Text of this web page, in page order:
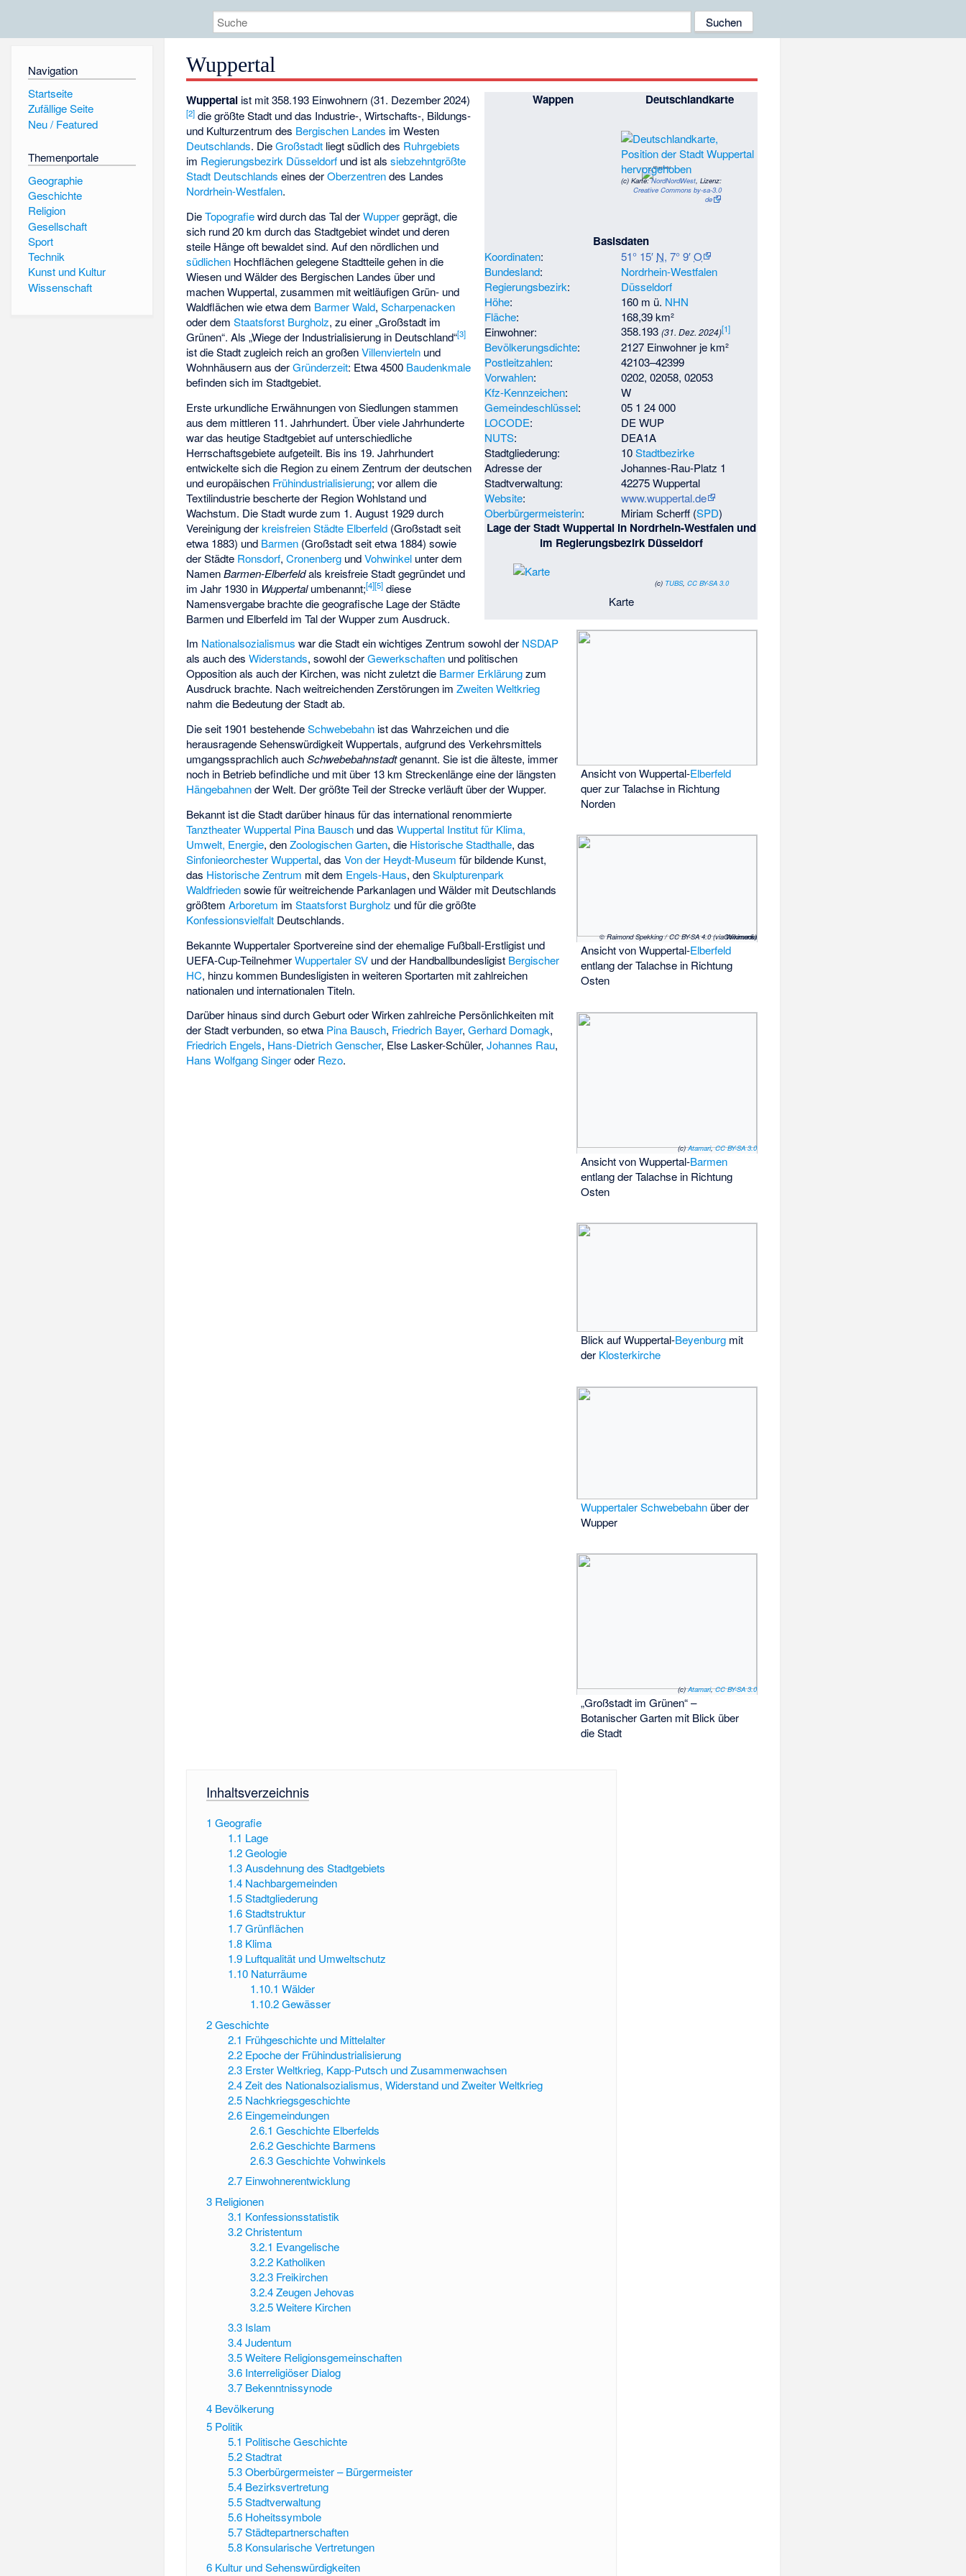
Navigation
Startseite
Zufällige Seite
Neu / Featured
Themenportale
Geographie
Geschichte
Religion
Gesellschaft
Sport
Technik
Kunst und Kultur
Wissenschaft
Wuppertal
Wappen Deutschlandkarte
(c)Karte:NordNordWest, Lizenz:
Creative Commons by-sa-3.0
de
Basisdaten
Koordinaten: 51° 15′ N,7° 9′O
Bundesland:
Nordrhein-Westfalen
Regierungsbezirk:
Düsseldorf
Höhe: 160 m ü. NHN
Fläche:
168,39 km²
Einwohner:
358.193(31. Dez. 2024)[1]
Bevölkerungsdichte:
2127 Einwohner je km²
Postleitzahlen:
42103–42399
Vorwahlen:
0202, 02058, 02053
Kfz-Kennzeichen:
W
Gemeindeschlüssel:
05 1 24 000
LOCODE:
DE WUP
NUTS:
DEA1A
Stadtgliederung:
10Stadtbezirke
Adresse der
Stadtverwaltung:
Johannes-Rau-Platz 1
42275 Wuppertal
Website:
www.wuppertal.de
Oberbürgermeisterin: Miriam Scherff (SPD)
Lage der Stadt Wuppertal in Nordrhein-Westfalen und
im Regierungsbezirk Düsseldorf
(c) TUBS,CC BY-SA 3.0
Karte
Ansicht von Wuppertal-Elberfeld
quer zur Talachse in Richtung
Norden
© Raimond Spekking / CC BY-SA 4.0 (via Wikimedia Commons)
Ansicht von Wuppertal-Elberfeld
entlang der Talachse in Richtung
Osten
(c)Atamari,CC BY-SA 3.0
Ansicht von Wuppertal-Barmen
entlang der Talachse in Richtung
Osten
Blick auf Wuppertal-Beyenburg mit
der Klosterkirche
Wuppertaler Schwebebahn über der
Wupper
(c)Atamari,CC BY-SA 3.0
„Großstadt im Grünen“ –
Botanischer Garten mit Blick über
die Stadt
Wuppertal ist mit 358.193 Einwohnern (31. Dezember 2024)
[2] die größte Stadt und das Industrie-, Wirtschafts-, Bildungs-
und Kulturzentrum des Bergischen Landes im Westen
Deutschlands. DieGroßstadt liegt südlich des Ruhrgebiets
im Regierungsbezirk Düsseldorf und ist alssiebzehntgrößte
Stadt Deutschlands eines derOberzentrendes Landes
Nordrhein-Westfalen.
DieTopografiewird durch das Tal derWuppergeprägt, die
sich rund 20 km durch das Stadtgebiet windet und deren
steile Hänge oft bewaldet sind. Auf den nördlichen und
südlichen Hochflächen gelegene Stadtteile gehen in die
Wiesen und Wälder des Bergischen Landes über und
machen Wuppertal, zusammen mit weitläufigen Grün- und
Waldflächen wie etwa dem Barmer Wald,Scharpenacken
oder demStaatsforst Burgholz, zu einer „Großstadt im
Grünen“. Als „Wiege der Industrialisierung in Deutschland“[3]
ist die Stadt zugleich reich an großenVillenvierteln und
Wohnhäusern aus derGründerzeit: Etwa 4500 Baudenkmale
befinden sich im Stadtgebiet.
Erste urkundliche Erwähnungen von Siedlungen stammen
aus dem mittleren 11. Jahrhundert. Über viele Jahrhunderte
war das heutige Stadtgebiet auf unterschiedliche
Herrschaftsgebiete aufgeteilt. Bis ins 19. Jahrhundert
entwickelte sich die Region zu einem Zentrum der deutschen
und europäischen Frühindustrialisierung; vor allem die
Textilindustrie bescherte der Region Wohlstand und
Wachstum. Die Stadt wurde zum 1. August 1929 durch
Vereinigung derkreisfreien Städte Elberfeld (Großstadt seit
etwa 1883) und Barmen (Großstadt seit etwa 1884) sowie
der Städte Ronsdorf,Cronenberg undVohwinkel unter dem
NamenBarmen-Elberfeldals kreisfreie Stadt gegründet und
im Jahr 1930 in Wuppertalumbenannt;[4][5] diese
Namensvergabe brachte die geografische Lage der Städte
Barmen und Elberfeld imTal der Wupperzum Ausdruck.
Im Nationalsozialismus war die Stadt ein wichtiges Zentrum sowohl der NSDAP
als auch desWiderstands, sowohl derGewerkschaften und politischen
Opposition als auch der Kirchen, was nicht zuletzt die Barmer Erklärungzum
Ausdruck brachte. Nach weitreichenden Zerstörungen imZweiten Weltkrieg
nahm die Bedeutung der Stadt ab.
Die seit 1901 bestehendeSchwebebahn ist das Wahrzeichen und die
herausragende Sehenswürdigkeit Wuppertals, aufgrund des Verkehrsmittels
umgangssprachlich auchSchwebebahnstadtgenannt. Sie ist die älteste, immer
noch in Betrieb befindliche und mit über 13 km Streckenlänge eine der längsten
Hängebahnender Welt. Der größte Teil der Strecke verläuft über der Wupper.
Bekannt ist die Stadt darüber hinaus für das international renommierte
Tanztheater Wuppertal Pina Bausch und dasWuppertal Institut für Klima,
Umwelt, Energie, denZoologischen Garten, die Historische Stadthalle, das
Sinfonieorchester Wuppertal, dasVon der Heydt-Museum für bildende Kunst,
das Historische Zentrum mit dem Engels-Haus, denSkulpturenpark
Waldfriedensowie für weitreichende Parkanlagen und Wälder mit Deutschlands
größtemArboretum imStaatsforst Burgholz und für die größte
Konfessionsvielfalt Deutschlands.
Bekannte Wuppertaler Sportvereine sind der ehemalige Fußball-Erstligist und
UEFA-Cup-TeilnehmerWuppertaler SV und der Handballbundesligist Bergischer
HC, hinzu kommen Bundesligisten in weiteren Sportarten mit zahlreichen
nationalen und internationalen Titeln.
Darüber hinaus sind durch Geburt oder Wirken zahlreiche Persönlichkeiten mit
der Stadt verbunden, so etwa Pina Bausch, Friedrich Bayer,Gerhard Domagk,
Friedrich Engels, Hans-Dietrich Genscher, Else Lasker-Schüler,Johannes Rau,
Hans Wolfgang Singeroder Rezo.
Inhaltsverzeichnis
1 Geografie
1.1 Lage
1.2 Geologie
1.3 Ausdehnung des Stadtgebiets
1.4 Nachbargemeinden
1.5 Stadtgliederung
1.6 Stadtstruktur
1.7 Grünflächen
1.8 Klima
1.9 Luftqualität und Umweltschutz
1.10 Naturräume
1.10.1 Wälder
1.10.2 Gewässer
2Geschichte
2.1 Frühgeschichte und Mittelalter
2.2 Epoche der Frühindustrialisierung
2.3 Erster Weltkrieg, Kapp-Putsch und Zusammenwachsen
2.4 Zeit des Nationalsozialismus, Widerstand und Zweiter Weltkrieg
2.5 Nachkriegsgeschichte
2.6 Eingemeindungen
2.6.1 Geschichte Elberfelds
2.6.2 Geschichte Barmens
2.6.3 Geschichte Vohwinkels
2.7 Einwohnerentwicklung
3 Religionen
3.1 Konfessionsstatistik
3.2 Christentum
3.2.1 Evangelische
3.2.2 Katholiken
3.2.3 Freikirchen
3.2.4 Zeugen Jehovas
3.2.5 Weitere Kirchen
3.3 Islam
3.4 Judentum
3.5 Weitere Religionsgemeinschaften
3.6 Interreligiöser Dialog
3.7 Bekenntnissynode
4 Bevölkerung
5 Politik
5.1 Politische Geschichte
5.2 Stadtrat
5.3 Oberbürgermeister – Bürgermeister
5.4 Bezirksvertretung
5.5 Stadtverwaltung
5.6 Hoheitssymbole
5.7 Städtepartnerschaften
5.8 Konsularische Vertretungen
6 Kultur und Sehenswürdigkeiten